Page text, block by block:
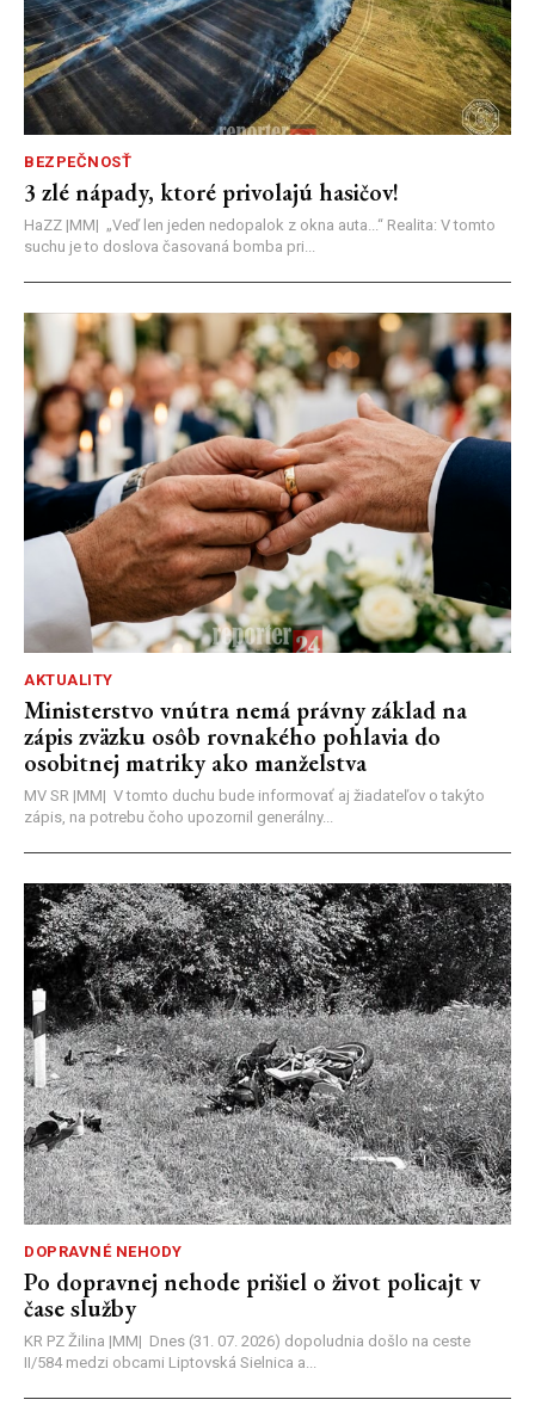
BEZPEČNOSŤ
3 zlé nápady, ktoré privolajú hasičov!
HaZZ |MM| ​„Veď len jeden nedopalok z okna auta...“ ​Realita: V tomto
suchu je to doslova časovaná bomba pri...
AKTUALITY
Ministerstvo vnútra nemá právny základ na
zápis zväzku osôb rovnakého pohlavia do
osobitnej matriky ako manželstva
MV SR |MM| V tomto duchu bude informovať aj žiadateľov o takýto
zápis, na potrebu čoho upozornil generálny...
DOPRAVNÉ NEHODY
Po dopravnej nehode prišiel o život policajt v
čase služby
KR PZ Žilina |MM| Dnes (31. 07. 2026) dopoludnia došlo na ceste
II/584 medzi obcami Liptovská Sielnica a...